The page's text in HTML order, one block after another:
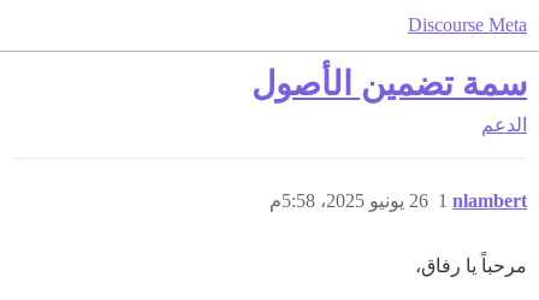
Discourse Meta
سمة تضمين الأصول
الدعم
nlambert 26 يونيو 2025، 5:58م 1
مرحباً يا رفاق،